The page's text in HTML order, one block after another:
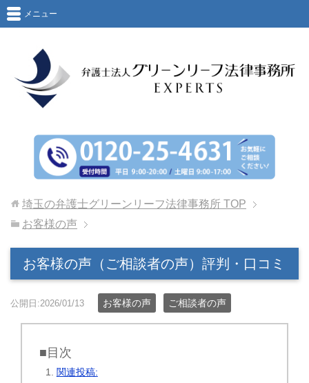
メニュー
埼玉の弁護士グリーンリーフ法律事務所 TOP
お客様の声
お客様の声（ご相談者の声）評判・口コミ
公開日:2026/01/13 お客様の声 ご相談者の声
■目次
関連投稿: